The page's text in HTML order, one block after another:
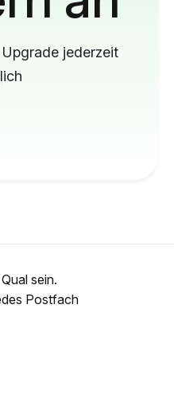
jederzeit
sein.
Postfach